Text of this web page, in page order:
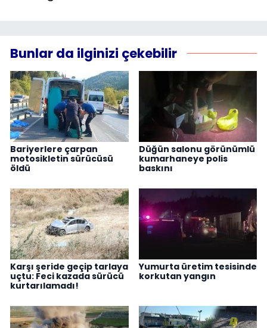
Bunlar da ilginizi çekebilir
Bariyerlere çarpan
motosikletin sürücüsü
öldü
Düğün salonu görünümlü
kumarhaneye polis
baskını
Karşı şeride geçip tarlaya
uçtu: Feci kazada sürücü
kurtarılamadı!
Yumurta üretim tesisinde
korkutan yangın